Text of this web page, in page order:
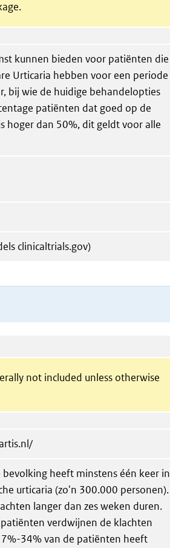
kunnen bieden voor patiënten die
Urticaria hebben voor een periode
bij wie de huidige behandelopties
patiënten dat goed op de
hoger dan 50%, dit geldt voor alle
clinicaltrials.gov)
not included unless otherwise
bevolking heeft minstens één keer in
urticaria (zo'n 300.000 personen).
langer dan zes weken duren.
verdwijnen de klachten
34% van de patiënten heeft